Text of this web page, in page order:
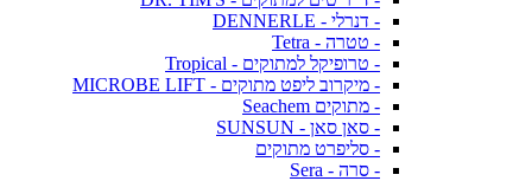
- דנרלי - DENNERLE
- טטרה - Tetra
- טרופיקל למתוקים - Tropical
- מיקרוב ליפט מתוקים - MICROBE LIFT
- מתוקים Seachem
- סאן סאן - SUNSUN
- סליפרט מתוקים
- סרה - Sera